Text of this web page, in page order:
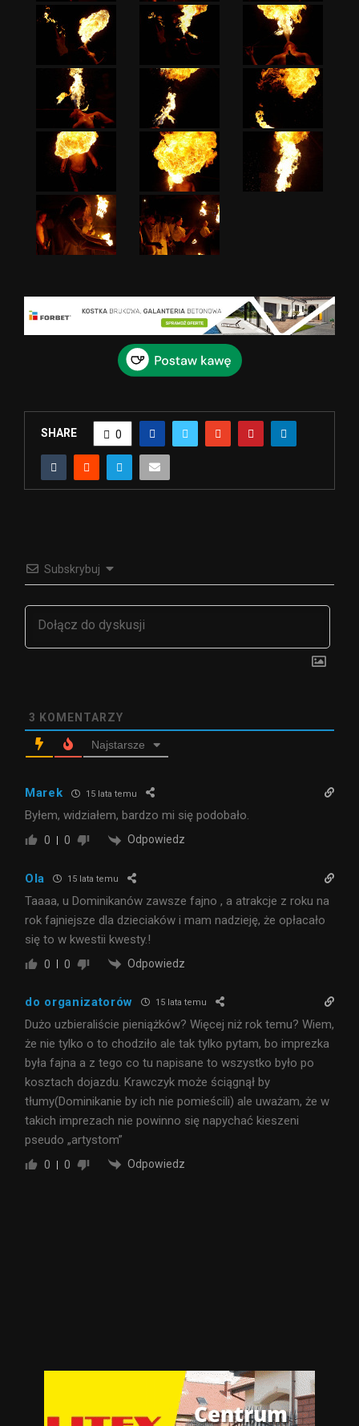
SHARE 0
Subskrybuj
3 KOMENTARZY
Najstarsze
Marek 15 lata temu
Byłem, widziałem, bardzo mi się podobało.
0 0 Odpowiedz
Ola 15 lata temu
Taaaa, u Dominikanów zawsze fajno , a atrakcje z roku na
rok fajniejsze dla dzieciaków i mam nadzieję, że opłacało
się to w kwestii kwesty.!
0 0 Odpowiedz
do organizatorów 15 lata temu
Dużo uzbieraliście pieniążków? Więcej niż rok temu? Wiem,
że nie tylko o to chodziło ale tak tylko pytam, bo imprezka
była fajna a z tego co tu napisane to wszystko było po
kosztach dojazdu. Krawczyk może ściągnął by
tłumy(Dominikanie by ich nie pomieścili) ale uważam, że w
takich imprezach nie powinno się napychać kieszeni
pseudo „artystom”
0 0 Odpowiedz